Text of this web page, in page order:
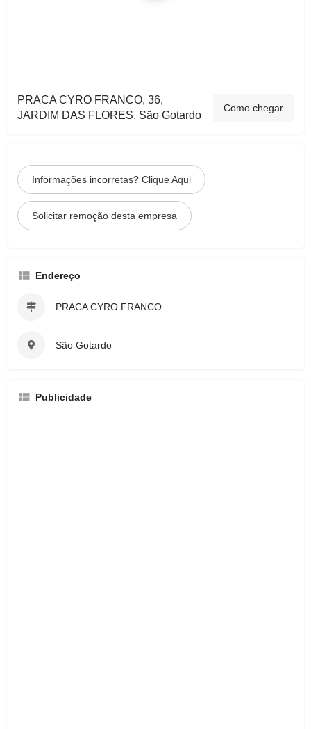
PRACA CYRO FRANCO, 36,
JARDIM DAS FLORES, São Gotardo
Como chegar
Informações incorretas? Clique Aqui
Solicitar remoção desta empresa
Endereço
PRACA CYRO FRANCO
São Gotardo
Publicidade